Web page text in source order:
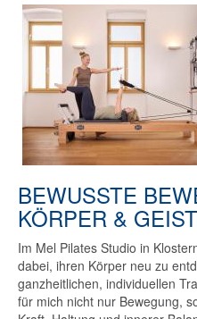
BEWUSSTE
KÖRPER & GEIST
Im Mel Pilates Studio in
dabei, ihren Körper neu zu
ganzheitlichen, individuellen
für mich nicht nur Bewegung,